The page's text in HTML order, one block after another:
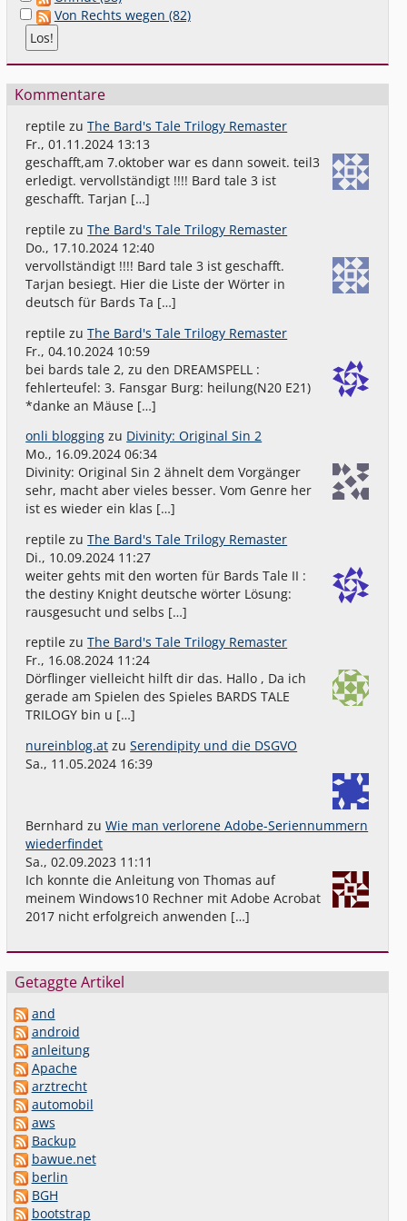
Von Rechts wegen (82)
Kommentare
reptile zuThe Bard's Tale Trilogy Remaster
Fr., 01.11.2024 13:13
geschafft,am 7.oktober war es dann soweit. teil3
erledigt. vervollständigt !!!! Bard tale 3 ist
geschafft. Tarjan […]
reptile zuThe Bard's Tale Trilogy Remaster
Do., 17.10.2024 12:40
vervollständigt !!!! Bard tale 3 ist geschafft.
Tarjan besiegt. Hier die Liste der Wörter in
deutsch für Bards Ta […]
reptile zuThe Bard's Tale Trilogy Remaster
Fr., 04.10.2024 10:59
bei bards tale 2, zu den DREAMSPELL :
fehlerteufel: 3. Fansgar Burg: heilung(N20 E21)
*danke an Mäuse […]
onli blogging zu Divinity: Original Sin 2
Mo., 16.09.2024 06:34
Divinity: Original Sin 2 ähnelt dem Vorgänger
sehr, macht aber vieles besser. Vom Genre her
ist es wieder ein klas […]
reptile zuThe Bard's Tale Trilogy Remaster
Di., 10.09.2024 11:27
weiter gehts mit den worten für Bards Tale II :
the destiny Knight deutsche wörter Lösung:
rausgesucht und selbs […]
reptile zuThe Bard's Tale Trilogy Remaster
Fr., 16.08.2024 11:24
Dörflinger vielleicht hilft dir das. Hallo , Da ich
gerade am Spielen des Spieles BARDS TALE
TRILOGY bin u […]
nureinblog.at zuSerendipity und die DSGVO
Sa., 11.05.2024 16:39
Bernhard zuWie man verlorene Adobe-Seriennummern
wiederfindet
Sa., 02.09.2023 11:11
Ich konnte die Anleitung von Thomas auf
meinem Windows10 Rechner mit Adobe Acrobat
2017 nicht erfolgreich anwenden […]
Getaggte Artikel
and
android
anleitung
Apache
arztrecht
automobil
aws
Backup
bawue.net
berlin
BGH
bootstrap